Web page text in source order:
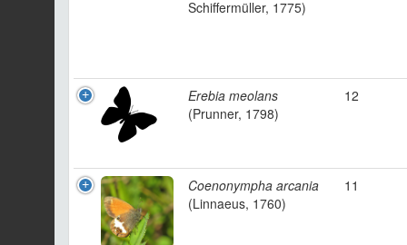
Schiffermüller, 1775)
Erebia meolans
(Prunner, 1798)
12
Coenonympha arcania
(Linnaeus, 1760)
11